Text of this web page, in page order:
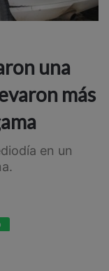
una
más
en un